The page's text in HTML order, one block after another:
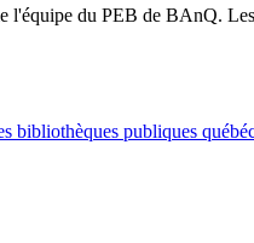
du PEB de BAnQ.
bibliothèques publiques